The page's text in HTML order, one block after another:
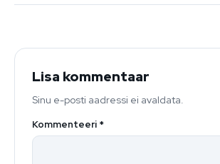
Lisa kommentaar
Sinu e-posti aadressi ei avaldata.
Kommenteeri *